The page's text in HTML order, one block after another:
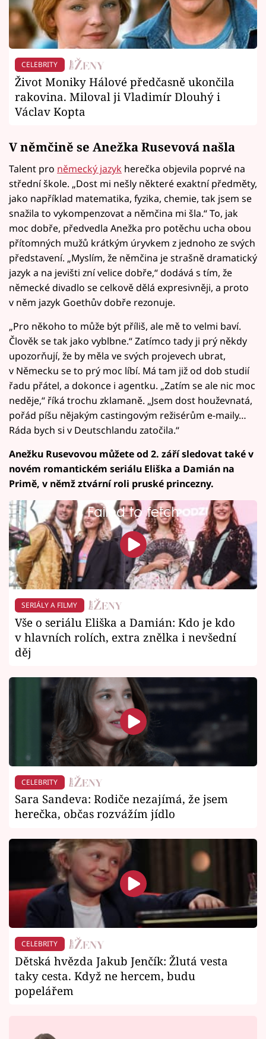
CELEBRITY
Život Moniky Hálové předčasně ukončila
rakovina. Miloval ji Vladimír Dlouhý i
Václav Kopta
V němčině se Anežka Rusevová našla
Talent pro německý jazyk herečka objevila poprvé na
střední škole. „Dost mi nešly některé exaktní předměty,
jako například matematika, fyzika, chemie, tak jsem se
snažila to vykompenzovat a němčina mi šla.“ To, jak
moc dobře, předvedla Anežka pro potěchu ucha obou
přítomných mužů krátkým úryvkem z jednoho ze svých
představení. „Myslím, že němčina je strašně dramatický
jazyk a na jevišti zní velice dobře,“ dodává s tím, že
německé divadlo se celkově dělá expresivněji, a proto
v něm jazyk Goethův dobře rezonuje.
„Pro někoho to může být příliš, ale mě to velmi baví.
Člověk se tak jako vyblbne.“ Zatímco tady ji prý někdy
upozorňují, že by měla ve svých projevech ubrat,
v Německu se to prý moc líbí. Má tam již od dob studií
řadu přátel, a dokonce i agentku. „Zatím se ale nic moc
neděje,“ říká trochu zklamaně. „Jsem dost houževnatá,
pořád píšu nějakým castingovým režisérům e-maily…
Ráda bych si v Deutschlandu zatočila.“
Anežku Rusevovou můžete od 2. září sledovat také v
novém romantickém seriálu Eliška a Damián na
Primě, v němž ztvární roli pruské princezny.
Failed to fetch
SERIÁLY A FILMY
Vše o seriálu Eliška a Damián: Kdo je kdo
v hlavních rolích, extra znělka i nevšední
děj
CELEBRITY
Sara Sandeva: Rodiče nezajímá, že jsem
herečka, občas rozvážím jídlo
CELEBRITY
Dětská hvězda Jakub Jenčík: Žlutá vesta
taky cesta. Když ne hercem, budu
popelářem